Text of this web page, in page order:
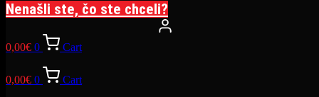
Nenašli ste, čo ste chceli?
0,00€ 0 Cart
0,00€ 0 Cart